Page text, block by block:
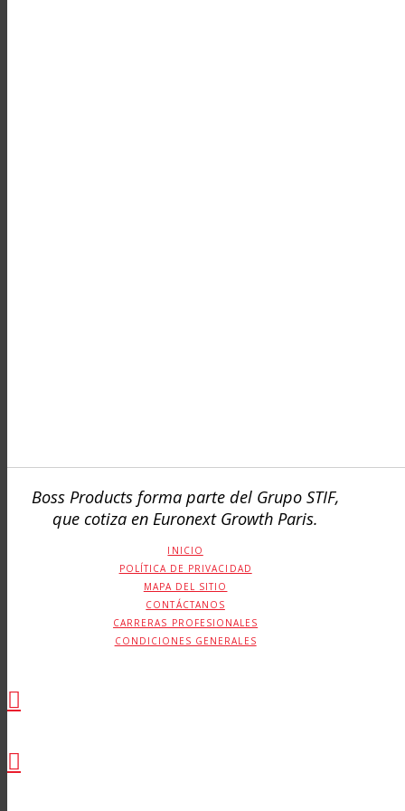
Boss Products forma parte del Grupo STIF,
que cotiza en Euronext Growth Paris.
INICIO
POLÍTICA DE PRIVACIDAD
MAPA DEL SITIO
CONTÁCTANOS
CARRERAS PROFESIONALES
CONDICIONES GENERALES